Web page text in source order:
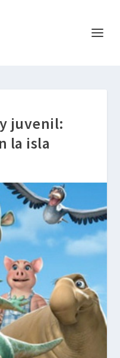
juvenil:
la isla